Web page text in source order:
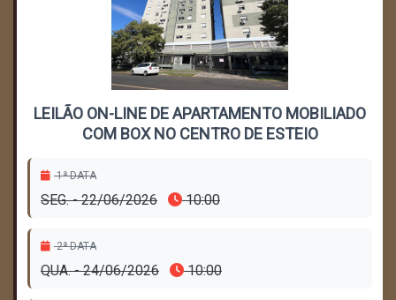
LEILÃO ON-LINE DE APARTAMENTO MOBILIADO
COM BOX NO CENTRO DE ESTEIO
1ª DATA
SEG. - 22/06/2026 10:00
2ª DATA
QUA. - 24/06/2026 10:00